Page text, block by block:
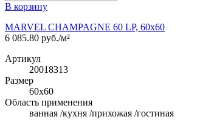
В корзину
MARVEL CHAMPAGNE 60 LP, 60x60
6 085.80 руб./м²
Артикул
20018313
Размер
60x60
Область применения
ванная /кухня /прихожая /гостиная